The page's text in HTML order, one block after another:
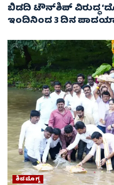
ಬಿಡದಿ ಟೌನ್‌ಶಿಪ್ ವಿರುದ್ಧ
ಇಂದಿನಿಂದ 3 ದಿನ
ಶಿವಮೊಗ್ಗ